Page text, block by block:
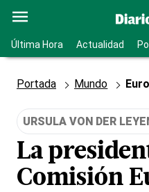
Última Hora Actualidad
Portada Mundo
URSULA VON DER
La
Comisión